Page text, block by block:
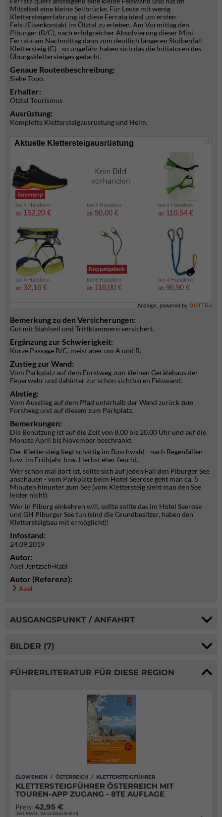
Mittelteil eine kleine Seilbrücke. Für Leute mit wenig
Klettersteigerfahrung ist diese Ferrata ideal um ersten
Fels-/Eisenkontakt im Ötztal zu erleben. Am Vormittag den
Piburger (B/C), nach erfolgreicher Absolvierung dieser Mini-
Ferrata am Nachmittag dann zum deutlich längeren Stuibenfall
Klettersteig (C) - so ungefähr haben sich das die Initiatoren des
Übungsklettersteiges gedacht.
Genaue Routenbeschreibung:
Siehe Topo.
Erhalter:
Ötztal Tourismus
Ausrüstung:
Komplette Klettersteigausrüstung und Helm.
i
Aktuelle Klettersteigausrüstung
Supergrip
bei 4 Händlern
ab 152,20 €
bei 2 Händlern
ab 90,00 €
bei 4 Händlern
ab 110,54 €
bei 4 Händlern
ab 32,16 €
Doppelgelenk
bei 8 Händlern
ab 116,00 €
bei 4 Händlern
ab 96,90 €
Anzeige, powered by OUTTRA
Bemerkung zu den Versicherungen:
Gut mit Stahlseil und Trittklammern versichert.
Ergänzung zur Schwierigkeit:
Kurze Passage B/C, meist aber um A und B.
Zustieg zur Wand:
Vom Parkplatz auf dem Forstweg zum kleinen Gerätehaus der
Feuerwehr und dahinter zur schon sichtbaren Felswand.
Abstieg:
Vom Ausstieg auf dem Pfad unterhalb der Wand zurück zum
Forstweg und auf diesem zum Parkplatz.
Bemerkungen:
Die Benützung ist auf die Zeit von 8.00 bis 20.00 Uhr und auf die
Monate April bis November beschränkt.
Der Klettersteig liegt schattig im Buschwald - nach Regenfällen
bzw. im Frühjahr bzw. Herbst eher feucht.
Wer schon mal dort ist, sollte sich auf jeden Fall den Piburger See
anschauen - vom Parkplatz beim Hotel Seerose geht man ca. 5
Minuten hinunter zum See (vom Klettersteig sieht man den See
leider nicht).
Wer in Piburg einkehren will, sollte sollte das im Hotel Seerose
und GH Piburger See tun (sind die Grundbesitzer, haben den
Klettersteigbau mit ermöglicht)!
Infostand:
24.09.2019
Autor:
Axel Jentzsch-Rabl
Autor (Referenz):
Axel
AUSGANGSPUNKT / ANFAHRT
BILDER (7)
FÜHRERLITERATUR FÜR DIESE REGION
SLOWENIEN / ÖSTERREICH / KLETTERSTEIGFÜHRER
KLETTERSTEIGFÜHRER ÖSTERREICH MIT
TOUREN-APP ZUGANG - 8TE AUFLAGE
Preis: 42,95 €
(inkl. MwSt., Versandkostenfrei)